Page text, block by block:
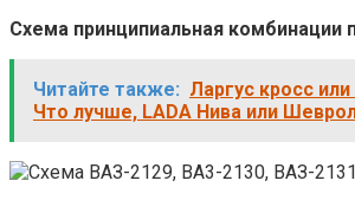
Схема принципиальная комбинации
Читайте также: Ларгус кросс
Что лучше, LADA Нива или